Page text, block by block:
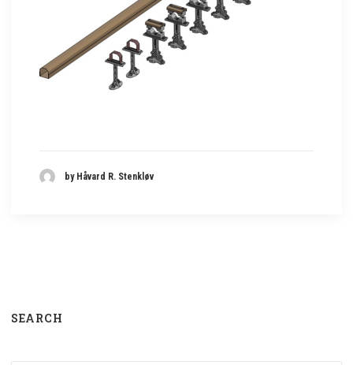
by Håvard R. Stenkløv
SEARCH